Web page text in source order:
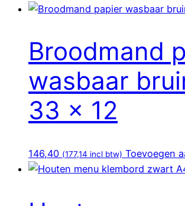
Broodmand
wasbaar
33 x 12
146,40 (177,14 incl btw) Toevoegen